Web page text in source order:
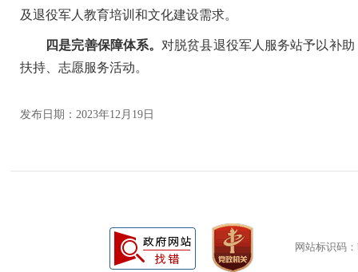
及退役军人教育培训和文化建设需求。
四是完善保障体系。 对脱贫县退役军人服务站予以补
扶持、志愿服务活动。
发布日期：2023年12月19日
网站标识码